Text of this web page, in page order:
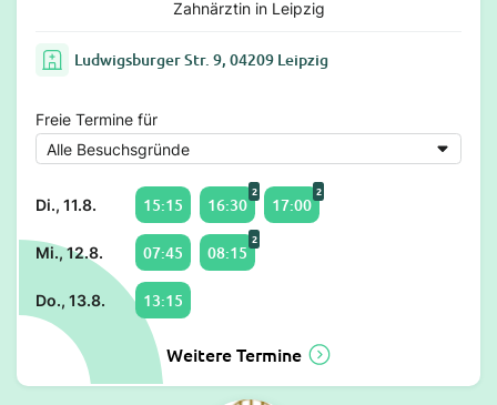
Zahnärztin in Leipzig
Ludwigsburger Str. 9, 04209 Leipzig
Freie Termine für
Di., 11.8. 15:15 16:30
2
17:00
2
Mi., 12.8. 07:45 08:15
2
Do., 13.8. 13:15
Weitere Termine